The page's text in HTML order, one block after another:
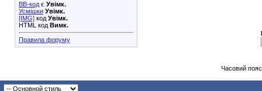
BB-код є Увімк.
Усмішки Увімк.
[IMG] код Увімк.
HTML код Вимк.
Правила форуму
Часовий